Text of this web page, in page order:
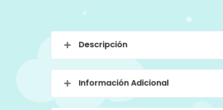
Descripción
Información Adicional